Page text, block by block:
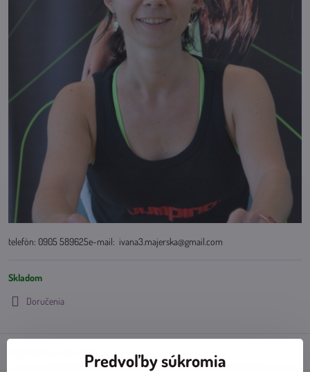
telefón: 0905 589625e-mail: ivana3.majerska@gmail.com
Skladom
Doručenia
Doplnkové informáciePredvoľby súkromia